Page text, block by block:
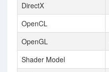
DirectX
OpenCL
OpenGL
Shader Model